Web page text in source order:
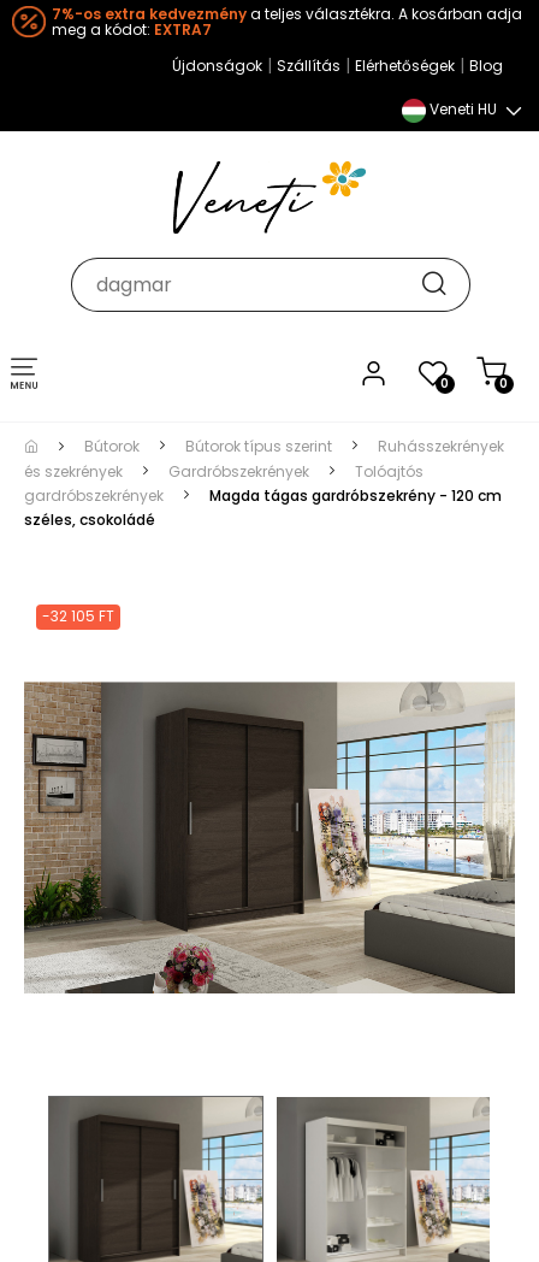
7%-os extra kedvezménya teljes választékra. A kosárban adja
meg a kódot: EXTRA7
Újdonságok | Szállítás | Elérhetőségek | Blog
Veneti HU
0 0
Toggle
navigation
Bútorok Bútorok típus szerint
Ruhásszekrények
és szekrények
Gardróbszekrények
Tolóajtós
gardróbszekrények
Magda tágas gardróbszekrény - 120 cm
széles, csokoládé
-32 105 FT